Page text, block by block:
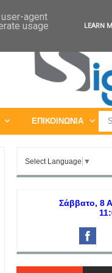
ΠΑΓΚΟΣΜΙΕΣ ΕΚΘΕΣΕΙΣ
ΕΠΙΚΟΙΝΩΝΙΑ
Select Language ▼
agent
usage LEARN